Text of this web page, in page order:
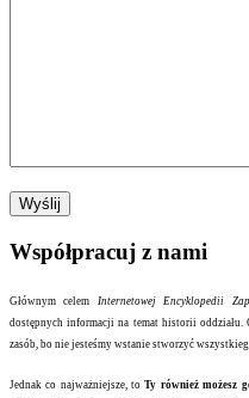
Współpracuj z nami
Głównym celem Internetowej Encyklopedii
dostępnych informacji na temat historii oddziału.
zasób, bo nie jesteśmy wstanie stworzyć
Jednak co najważniejsze, toTy również możesz